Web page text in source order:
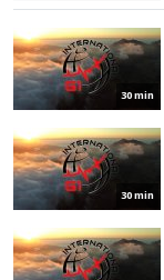
30 min
30 min